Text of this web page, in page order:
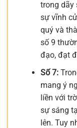
trong dãy
sự vĩnh
quý và
số 9
đạo, đạt
Số 7:
mang ý
liền với
sự sáng
lên. Tuy